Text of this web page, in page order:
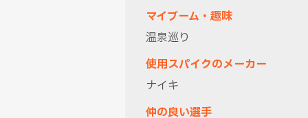
マイブーム・趣味
温泉巡り
使用スパイクのメーカー
ナイキ
仲の良い選手